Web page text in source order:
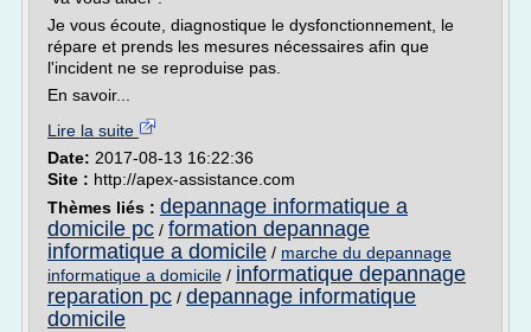
Je vous écoute, diagnostique le dysfonctionnement, le
répare et prends les mesures nécessaires afin que
l'incident ne se reproduise pas.
En savoir...
Lire la suite
Date: 2017-08-13 16:22:36
Site : http://apex-assistance.com
Thèmes liés : depannage informatique a
domicile pc / formation depannage
informatique a domicile / marche du depannage
informatique a domicile / informatique depannage
reparation pc / depannage informatique
domicile